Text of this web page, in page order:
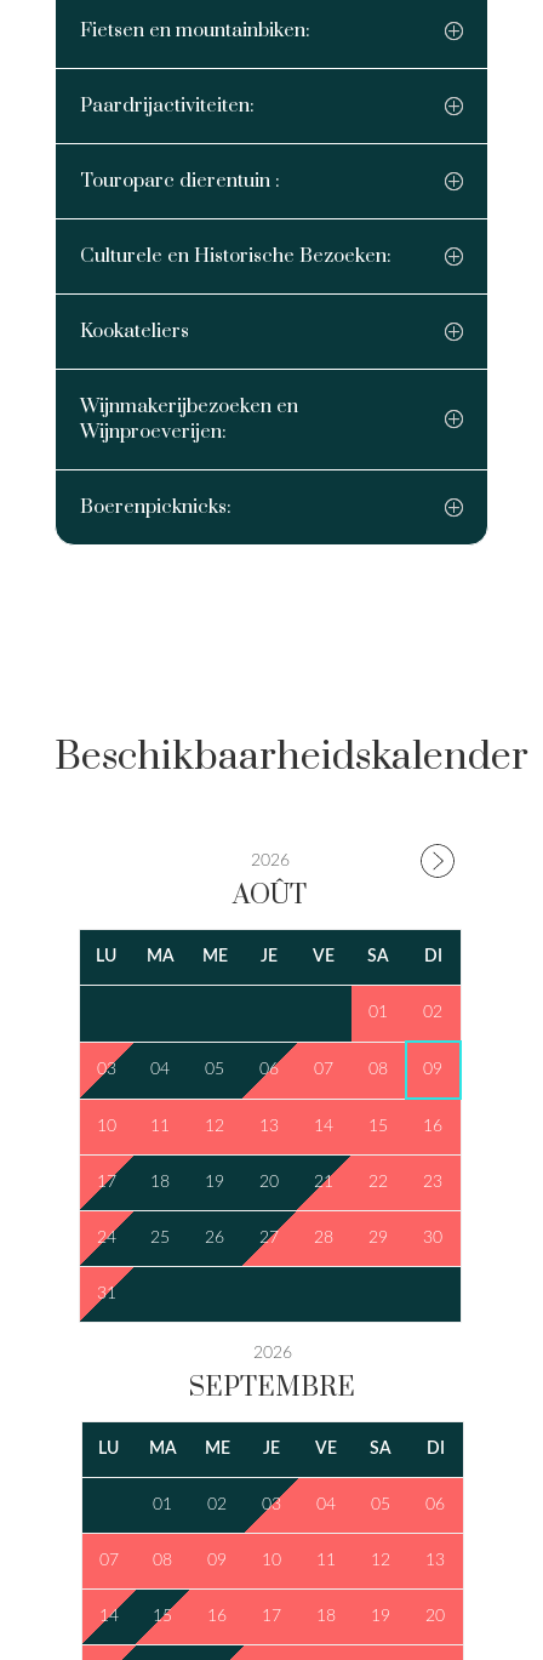
Fietsen en mountainbiken:
Paardrijactiviteiten:
Touroparc dierentuin :
Culturele en Historische Bezoeken:
Kookateliers
Wijnmakerijbezoeken en
Wijnproeverijen:
Boerenpicknicks:
Beschikbaarheidskalender
2026
AOÛT
LU MA ME JE VE SA DI
01 02
03 04 05 06 07 08 09
10 11 12 13 14 15 16
17 18 19 20 21 22 23
24 25 26 27 28 29 30
31
2026
SEPTEMBRE
LU MA ME JE VE SA DI
01 02 03 04 05 06
07 08 09 10 11 12 13
14 15 16 17 18 19 20